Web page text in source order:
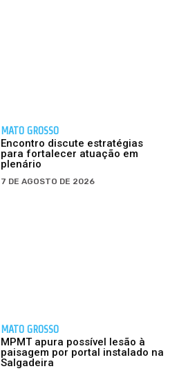
MATO GROSSO
Encontro discute estratégias
para fortalecer atuação em
plenário
7 DE AGOSTO DE 2026
MATO GROSSO
MPMT apura possível lesão à
paisagem por portal instalado na
Salgadeira